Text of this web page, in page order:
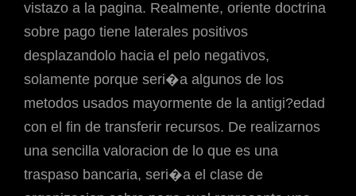
vistazo a la pagina. Realmente, oriente doctrina
sobre pago tiene laterales positivos
desplazandolo hacia el pelo negativos,
solamente porque seri�a algunos de los
metodos usados mayormente de la antigi?edad
con el fin de transferir recursos. De realizarnos
una sencilla valoracion de lo que es una
traspaso bancaria, seri�a el clase de